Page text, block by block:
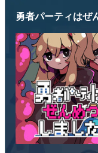
勇者パーティはぜ